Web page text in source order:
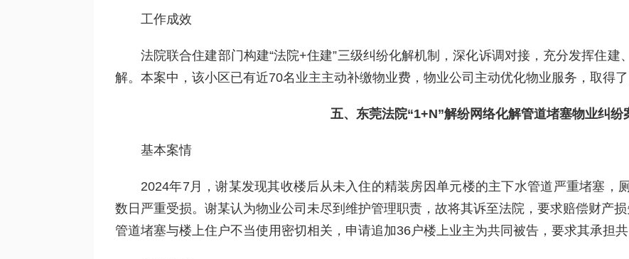
工作成效
法院联合住建部门构建“法院+住建”三级纠纷化解机制，深化诉调对接，充分发挥住建
解。本案中，该小区已有近70名业主主动补缴物业费，物业公司主动优化物业服务，取得了
五、东莞法院“1+N”解纷网络化解管道堵塞物业纠纷
基本案情
2024年7月，谢某发现其收楼后从未入住的精装房因单元楼的主下水管道严重堵塞，
数日严重受损。谢某认为物业公司未尽到维护管理职责，故将其诉至法院，要求赔偿财产
管道堵塞与楼上住户不当使用密切相关，申请追加36户楼上业主为共同被告，要求其承担共